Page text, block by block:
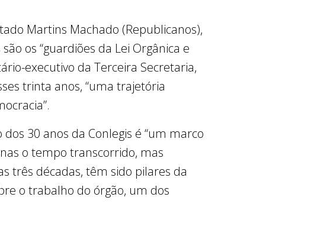
Martins Machado (Republicanos),
os “guardiões da Lei Orgânica e
executivo da Terceira Secretaria,
trinta anos, “uma trajetória
30 anos da Conlegis é “um marco
o tempo transcorrido, mas
três décadas, têm sido pilares da
o trabalho do órgão, um dos